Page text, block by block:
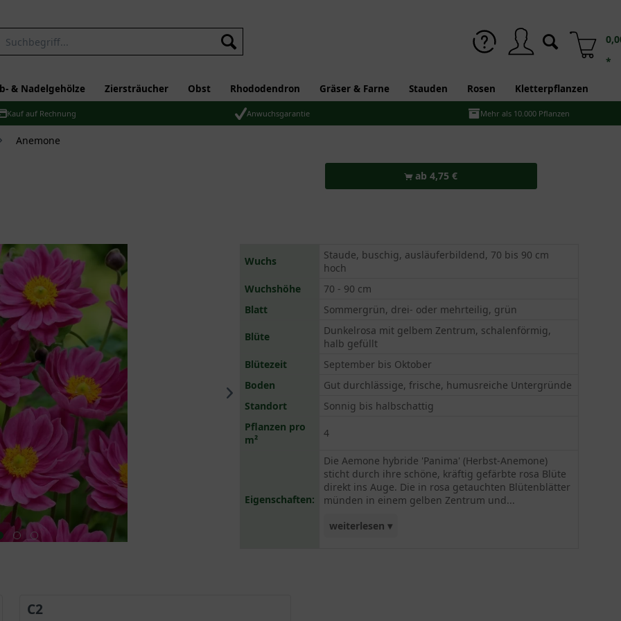
*
& Nadelgehölze Ziersträucher Obst Rhododendron Gräser & Farne Stauden Rosen Kletterpflanzen
Kauf auf Rechnung Anwuchsgarantie Mehr als 10.000 Pflanzen
Anemone
ab 4,75 €
Wuchs
Staude, buschig, ausläuferbildend, 70 bis 90 cm
hoch
Wuchshöhe
70 - 90 cm
Blatt
Sommergrün, drei- oder mehrteilig, grün
Blüte
Dunkelrosa mit gelbem Zentrum, schalenförmig,
halb gefüllt
Blütezeit
September bis Oktober
Boden
Gut durchlässige, frische, humusreiche Untergründe
Standort
Sonnig bis halbschattig
Pflanzen pro
m²
4
Eigenschaften:
Die Aemone hybride 'Panima' (Herbst-Anemone)
sticht durch ihre schöne, kräftig gefärbte rosa Blüte
direkt ins Auge. Die in rosa getauchten Blütenblätter
münden in einem gelben Zentrum und...
weiterlesen ▾
C2